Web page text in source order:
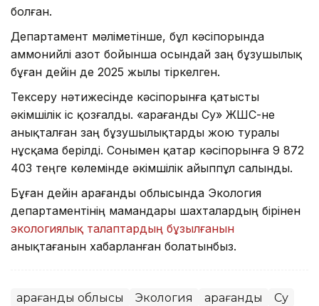
болған.
Департамент мәліметінше, бұл кәсіпорында
аммонийлі азот бойынша осындай заң бұзушылық
бұған дейін де 2025 жылы тіркелген.
Тексеру нәтижесінде кәсіпорынға қатысты
әкімшілік іс қозғалды. «Қарағанды Су» ЖШС-не
анықталған заң бұзушылықтарды жою туралы
нұсқама берілді. Сонымен қатар кәсіпорынға 9 872
403 теңге көлемінде әкімшілік айыппұл салынды.
Бұған дейін Қарағанды облысында Экология
департаментінің мамандары шахталардың бірінен
экологиялық талаптардың бұзылғанын
анықтағанын хабарланған болатынбыз.
Қарағанды облысы Экология Қарағанды Су